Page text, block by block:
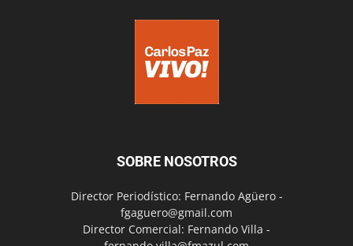
SOBRE NOSOTROS
Director Periodístico: Fernando Agüero -
fgaguero@gmail.com
Director Comercial: Fernando Villa -